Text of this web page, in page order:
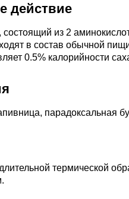
действие
из 2
в состав обычной
0.5% калорийности
парадоксальная
термической